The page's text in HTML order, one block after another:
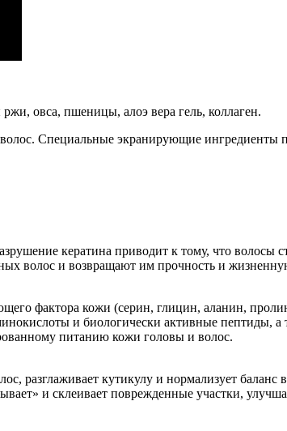
овса, пшеницы, алоэ вера гель, коллаген.
Специальные экранирующие
кератина приводит к тому, что
волос и возвращают им прочность и
фактора кожи (серин, глицин, аланин,
и биологически активные пептиды,
питанию кожи головы и волос.
разглаживает кутикулу и нормализует
и склеивает поврежденные участки,